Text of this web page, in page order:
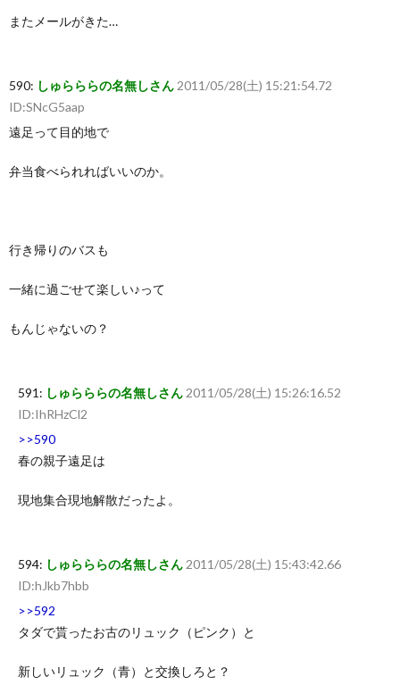
またメールがきた…
590: しゅらららの名無しさん 2011/05/28(土) 15:21:54.72
ID:SNcG5aap
遠足って目的地で
弁当食べられればいいのか。
行き帰りのバスも
一緒に過ごせて楽しい♪って
もんじゃないの？
591: しゅらららの名無しさん 2011/05/28(土) 15:26:16.52
ID:IhRHzCl2
>>590
春の親子遠足は
現地集合現地解散だったよ。
594: しゅらららの名無しさん 2011/05/28(土) 15:43:42.66
ID:hJkb7hbb
>>592
タダで貰ったお古のリュック（ピンク）と
新しいリュック（青）と交換しろと？